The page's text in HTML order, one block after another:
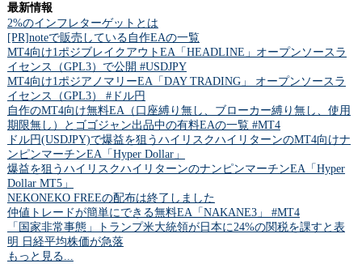
最新情報
2%のインフレターゲットとは
[PR]noteで販売している自作EAの一覧
MT4向け1ポジブレイクアウトEA「HEADLINE」オープンソースラ
イセンス（GPL3）で公開 #USDJPY
MT4向け1ポジアノマリーEA「DAY TRADING」 オープンソースラ
イセンス（GPL3） #ドル円
自作のMT4向け無料EA（口座縛り無し、ブローカー縛り無し、使用
期限無し）とゴゴジャン出品中の有料EAの一覧 #MT4
ドル円(USDJPY)で爆益を狙うハイリスクハイリターンのMT4向けナ
ンピンマーチンEA「Hyper Dollar」
爆益を狙うハイリスクハイリターンのナンピンマーチンEA「Hyper
Dollar MT5」
NEKONEKO FREEの配布は終了しました
仲値トレードが簡単にできる無料EA「NAKANE3」 #MT4
「国家非常事態」トランプ米大統領が日本に24%の関税を課すと表
明 日経平均株価が急落
もっと見る...